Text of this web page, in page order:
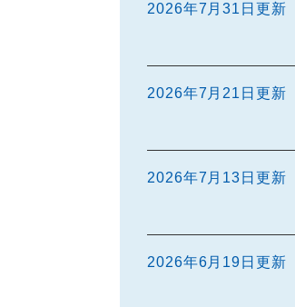
2026年7月31日更新
2026年7月21日更新
2026年7月13日更新
2026年6月19日更新